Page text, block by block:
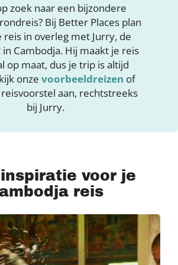
zoek naar een bijzondere
Bij Better Places plan
reis in overleg met Jurry, de
Cambodja. Hij maakt je reis
op maat, dus je trip is altijd
onze voorbeeldreizen of
aan, rechtstreeks
bij Jurry.
voor je
reis